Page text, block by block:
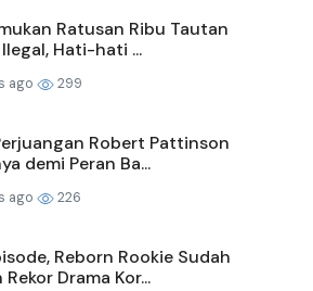
Ratusan Ribu Tautan
Hati-hati ...
ago 299
Robert Pattinson
demi Peran Ba...
ago 226
Reborn Rookie Sudah
Drama Kor...